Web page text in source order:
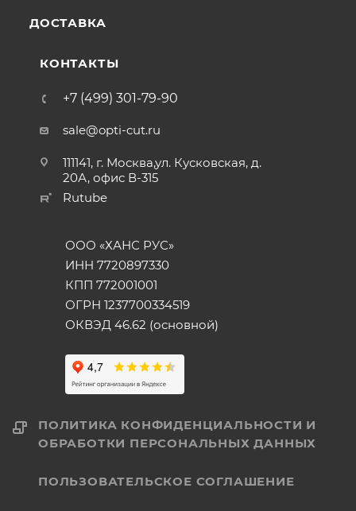
ДОСТАВКА
КОНТАКТЫ
+7 (499) 301-79-90
sale@opti-cut.ru
111141, г. Москва,ул. Кусковская, д.
20А, офис В-315
Rutube
ООО «ХАНС РУС»
ИНН 7720897330
КПП 772001001
ОГРН 1237700334519
ОКВЭД 46.62 (основной)
ПОЛИТИКА КОНФИДЕНЦИАЛЬНОСТИ И
ОБРАБОТКИ ПЕРСОНАЛЬНЫХ ДАННЫХ
ПОЛЬЗОВАТЕЛЬСКОЕ СОГЛАШЕНИЕ